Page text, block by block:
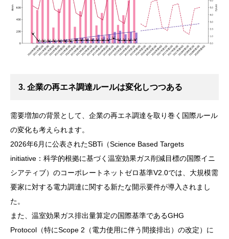
3. 企業の再エネ調達ルールは変化しつつある
需要増加の背景として、企業の再エネ調達を取り巻く国際ルール
の変化も考えられます。
2026年6月に公表されたSBTi（Science Based Targets
initiative：科学的根拠に基づく温室効果ガス削減目標の国際イニ
シアティブ）のコーポレートネットゼロ基準V2.0では、大規模需
要家に対する電力調達に関する新たな開示要件が導入されまし
た。
また、温室効果ガス排出量算定の国際基準であるGHG
Protocol（特にScope 2（電力使用に伴う間接排出）の改定）に